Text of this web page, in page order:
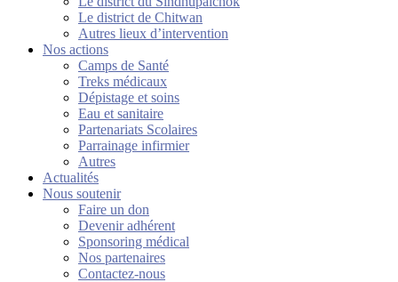
Le district de Chitwan
Autres lieux d’intervention
Nos actions
Camps de Santé
Treks médicaux
Dépistage et soins
Eau et sanitaire
Partenariats Scolaires
Parrainage infirmier
Autres
Actualités
Nous soutenir
Faire un don
Devenir adhérent
Sponsoring médical
Nos partenaires
Contactez-nous